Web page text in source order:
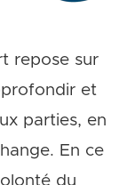
repose sur
et
parties, en
En ce
du